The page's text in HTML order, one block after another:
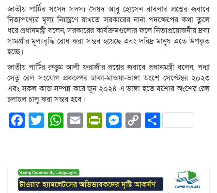
জাতীয় পার্টির সংসদ সদস্য সৈয়দ আবু হোসেন বাবলার প্রশ্নের জবাবে
নিত্যপণ্যের মূল্য নিয়ন্ত্রণে রাখতে সরকারের নানা পদক্ষেপের কথা তুলে
ধরে প্রধানমন্ত্রী বলেন, সরকারের কার্যক্রমগুলোর ফলে নিত্যপ্রয়োজনীয় দ্রব্য
সামগ্রীর মূল্যবৃদ্ধি রোধ করা সম্ভব হয়েছে এবং দরিদ্র মানুষ এতে উপকৃত
হচ্ছে।
জাতীয় পার্টির রুস্তুম আলী ফরাজীর প্রশ্নের জবাবে প্রধানমন্ত্রী বলেন, পদ্মা
সেতু রেল সংযোগ প্রকল্পের ঢাকা-মাওয়া-ভাঙ্গা অংশে সেপ্টেম্বর ২০২৩
এবং সকল কাজ সম্পন্ন করে জুন ২০২৪ এ ভাঙ্গা হতে যশোর অংশের রেল
চলাচল চালু করা সম্ভব হবে।
Facebook
Twitter
WhatsApp
EmailPrintFriendly
Messenger
CopyShare